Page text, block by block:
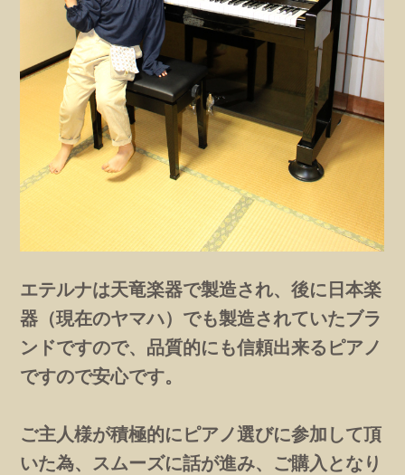
エテルナは天竜楽器で製造され、後に日本楽
器（現在のヤマハ）でも製造されていたブラ
ンドですので、品質的にも信頼出来るピアノ
ですので安心です。
ご主人様が積極的にピアノ選びに参加して頂
いた為、スムーズに話が進み、ご購入となり